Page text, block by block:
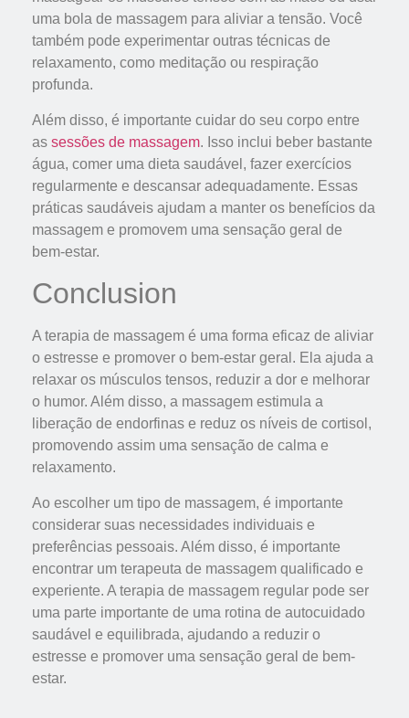
uma bola de massagem para aliviar a tensão. Você
também pode experimentar outras técnicas de
relaxamento, como meditação ou respiração
profunda.
Além disso, é importante cuidar do seu corpo entre
as sessões de massagem. Isso inclui beber bastante
água, comer uma dieta saudável, fazer exercícios
regularmente e descansar adequadamente. Essas
práticas saudáveis ajudam a manter os benefícios da
massagem e promovem uma sensação geral de
bem-estar.
Conclusion
A terapia de massagem é uma forma eficaz de aliviar
o estresse e promover o bem-estar geral. Ela ajuda a
relaxar os músculos tensos, reduzir a dor e melhorar
o humor. Além disso, a massagem estimula a
liberação de endorfinas e reduz os níveis de cortisol,
promovendo assim uma sensação de calma e
relaxamento.
Ao escolher um tipo de massagem, é importante
considerar suas necessidades individuais e
preferências pessoais. Além disso, é importante
encontrar um terapeuta de massagem qualificado e
experiente. A terapia de massagem regular pode ser
uma parte importante de uma rotina de autocuidado
saudável e equilibrada, ajudando a reduzir o
estresse e promover uma sensação geral de bem-
estar.